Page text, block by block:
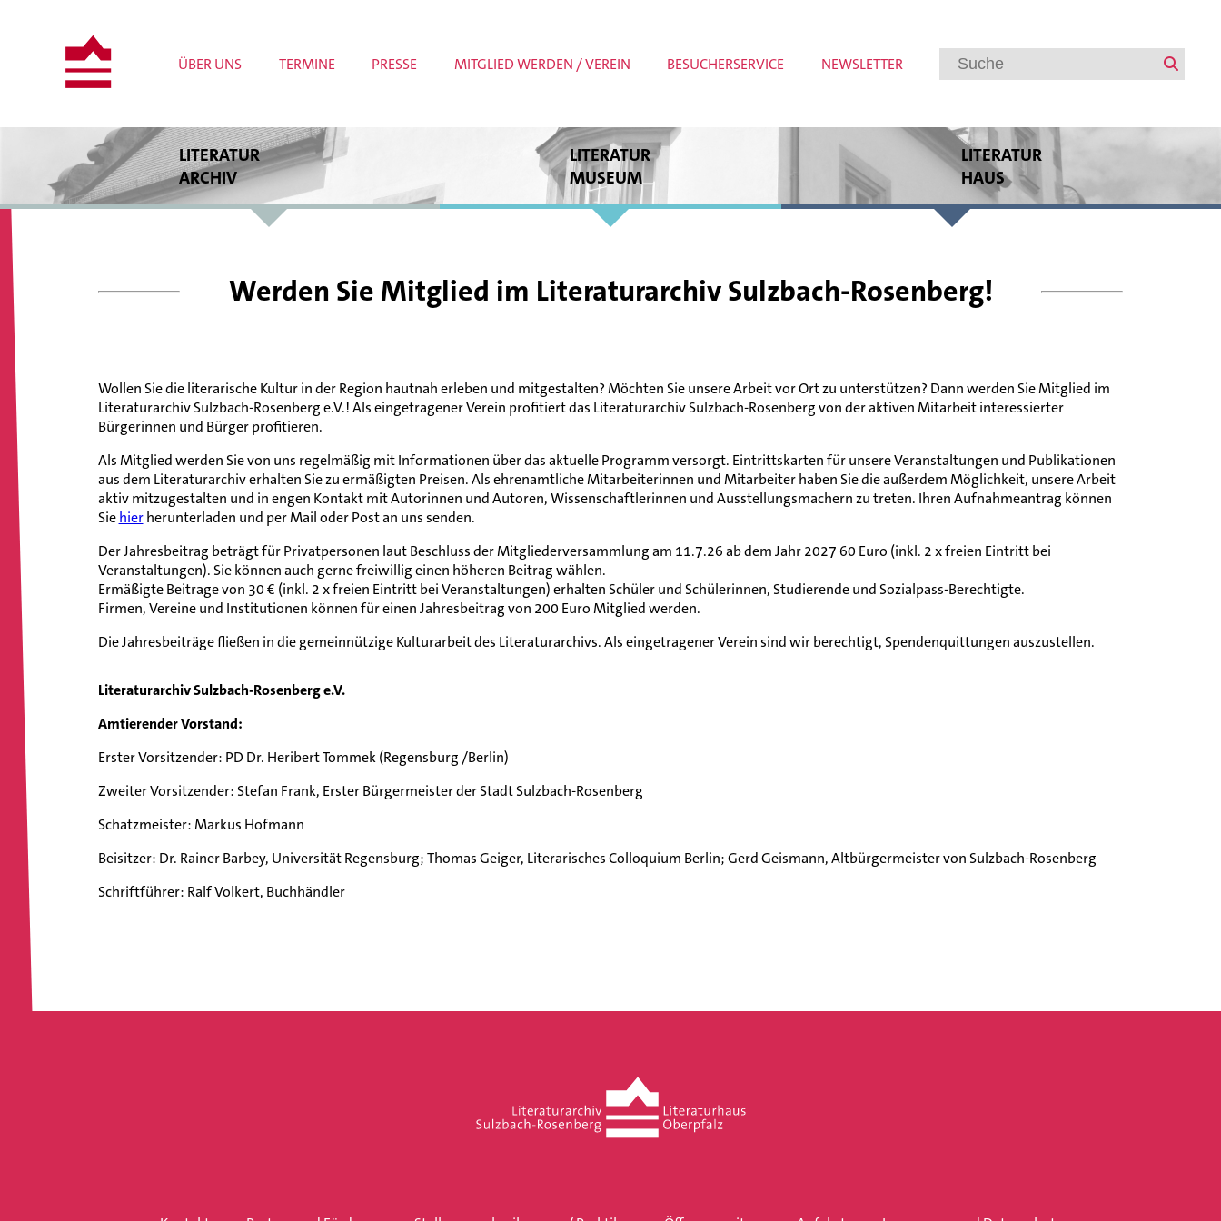
ÜBER UNS TERMINE PRESSE MITGLIED WERDEN / VEREIN BESUCHERSERVICE NEWSLETTER
LITERATUR
ARCHIV
Bestände
Wissenschaftliche Projekte
LITERATUR
MUSEUM
Dauerausstellung
LITERATUR
HAUS
Veranstaltungen
Autorenförderung
Werden Sie Mitglied im Literaturarchiv Sulzbach-Rosenberg!
Wollen Sie die literarische Kultur in der Region hautnah erleben und mitgestalten? Möchten Sie unsere Arbeit vor Ort zu unterstützen? Dann werden Sie Mitglied im
Literaturarchiv Sulzbach-Rosenberg e.V.! Als eingetragener Verein profitiert das Literaturarchiv Sulzbach-Rosenberg von der aktiven Mitarbeit interessierter
Bürgerinnen und Bürger profitieren.
Als Mitglied werden Sie von uns regelmäßig mit Informationen über das aktuelle Programm versorgt. Eintrittskarten für unsere Veranstaltungen und Publikationen
aus dem Literaturarchiv erhalten Sie zu ermäßigten Preisen. Als ehrenamtliche Mitarbeiterinnen und Mitarbeiter haben Sie die außerdem Möglichkeit, unsere Arbeit
aktiv mitzugestalten und in engen Kontakt mit Autorinnen und Autoren, Wissenschaftlerinnen und Ausstellungsmachern zu treten. Ihren Aufnahmeantrag können
Siehierherunterladen und per Mail oder Post an uns senden.
Der Jahresbeitrag beträgt für Privatpersonen laut Beschluss der Mitgliederversammlung am 11.7.26 ab dem Jahr 2027 60 Euro (inkl. 2 x freien Eintritt bei
Veranstaltungen). Sie können auch gerne freiwillig einen höheren Beitrag wählen.
Ermäßigte Beitrage von 30 € (inkl. 2 x freien Eintritt bei Veranstaltungen) erhalten Schüler und Schülerinnen, Studierende und Sozialpass-Berechtigte.
Firmen, Vereine und Institutionen können für einen Jahresbeitrag von 200 Euro Mitglied werden.
Die Jahresbeiträge fließen in die gemeinnützige Kulturarbeit des Literaturarchivs. Als eingetragener Verein sind wir berechtigt, Spendenquittungen auszustellen.
Literaturarchiv Sulzbach-Rosenberg e.V.
Amtierender Vorstand:
Erster Vorsitzender: PD Dr. Heribert Tommek (Regensburg /Berlin)
Zweiter Vorsitzender: Stefan Frank, Erster Bürgermeister der Stadt Sulzbach-Rosenberg
Schatzmeister: Markus Hofmann
Beisitzer: Dr. Rainer Barbey, Universität Regensburg; Thomas Geiger, Literarisches Colloquium Berlin; Gerd Geismann, Altbürgermeister von Sulzbach-Rosenberg
Schriftführer: Ralf Volkert, Buchhändler